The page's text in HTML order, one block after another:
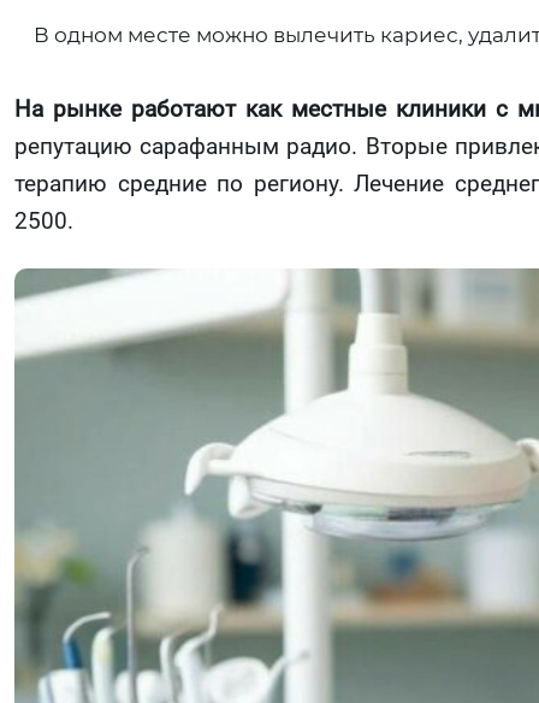
В одном месте можно вылечить кариес,
На рынке работают как местные клиники с
репутацию сарафанным радио. Вторые
терапию средние по региону. Лечение
2500.